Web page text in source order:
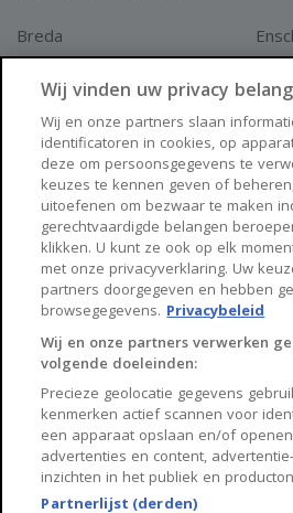
Breda
Arnhem
Huisnet
Over Huisnet
Algemene voorwaarden
Privacybeleid
Contact
Sitemap
Copyright 2026, Huisnet is
Wij vinden uw privacy
Wij en onze partners slaan
identificatoren in cookies, op
deze om persoonsgegevens te
keuzes te kennen geven of
uitoefenen om bezwaar te maken
gerechtvaardigde belangen
klikken. U kunt ze ook op elk
met onze privacyverklaring. Uw
partners doorgegeven en hebben
browsegegevens. Privacybeleid
Wij en onze partners verwerken
volgende doeleinden:
Precieze geolocatie gegevens
kenmerken actief scannen voor
een apparaat opslaan en/of
advertenties en content,
inzichten in het publiek en
Partnerlijst (derden)